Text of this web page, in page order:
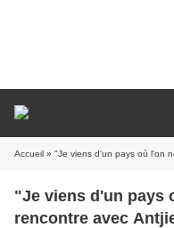
Accueil » "Je viens d'un pays où l'on ne
"Je viens d'un pays
rencontre avec